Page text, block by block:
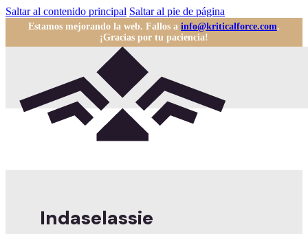
Saltar al contenido principal Saltar al pie de página
Estamos mejorando la web. Fallos a info@kriticalforce.com.
¡Gracias por tu paciencia!
Indaselassie